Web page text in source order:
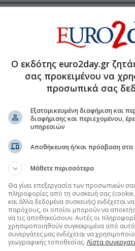
ΕΕ για το φόρο στο online
δοκιμάζουν τους
τις συνομιλίες για τη
Μητσοτάκη για έκτακτες
στο Discover
Ο εκδότης euro2day.gr
σας προκειμένου να
προσωπικά σας
Εξατομικευμένη διαφήμιση και
διαφήμισης και περιεχομένου,
υπηρεσιών
Αποθήκευση ή/και πρόσβαση στα
Μάθετε περισσότερα
Θα γίνει επεξεργασία των προσωπικών
πληροφορίες από τη συσκευή σας
και άλλα δεδομένα συσκευής) ενδέχεται
παρόχους, οι οποίοι μπορούν να
να τις αποθηκεύσουν. Αυτές οι
χρησιμοποιηθούν συγκεκριμένα από
συνεργάτες μας ενδέχεται να
γεωγραφικής τοποθεσίας. Λίστα